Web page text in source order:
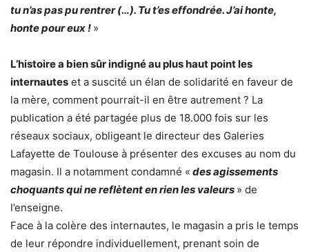
tu n’as pas pu rentrer (…). Tu t’es effondrée. J’ai honte,
honte pour eux ! »
L’histoire a bien sûr indigné au plus haut point les
internautes et a suscité un élan de solidarité en faveur de
la mère, comment pourrait-il en être autrement ? La
publication a été partagée plus de 18.000 fois sur les
réseaux sociaux, obligeant le directeur des Galeries
Lafayette de Toulouse à présenter des excuses au nom du
magasin. Il a notamment condamné « des agissements
choquants qui ne reflètent en rien les valeurs » de
l’enseigne.
Face à la colère des internautes, le magasin a pris le temps
de leur répondre individuellement, prenant soin de